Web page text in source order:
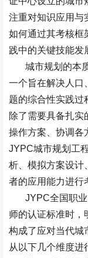
注重对知识应用与
如何通过其考核框
践中的关键技能发
城市规划的本
一个旨在解决人口
题的综合性实践过
除了需要具备扎实
操作方案、协调各
JYPC城市规划工
析、模拟方案设计
者的应用能力进行
JYPC全国职
师的认证标准时，
构成了应对当代城
从以下几个维度进